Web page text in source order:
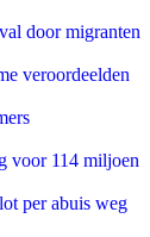
door migranten
veroordeelden
voor 114 miljoen
per abuis weg